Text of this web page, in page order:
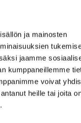
ja mainosten
jaamme
kumppaneillemme
voivat
heille tai joita
maisemointia 2020,
etupihan kivetuksen
tekeminen 2020, talon
ja räystäspeltien
huoltokorjaus/
2020,
huolto 2020,